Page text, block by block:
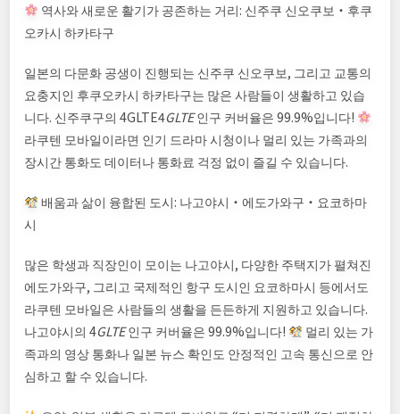
역사와 새로운 활기가 공존하는 거리: 신주쿠 신오쿠보・후쿠
오카시 하카타구
일본의 다문화 공생이 진행되는 신주쿠 신오쿠보, 그리고 교통의
요충지인 후쿠오카시 하카타구는 많은 사람들이 생활하고 있습
니다. 신주쿠구의 4GLTE4GLTE인구 커버율은 99.9%입니다!
라쿠텐 모바일이라면 인기 드라마 시청이나 멀리 있는 가족과의
장시간 통화도 데이터나 통화료 걱정 없이 즐길 수 있습니다.
배움과 삶이 융합된 도시: 나고야시・에도가와구・요코하마
시
많은 학생과 직장인이 모이는 나고야시, 다양한 주택지가 펼쳐진
에도가와구, 그리고 국제적인 항구 도시인 요코하마시 등에서도
라쿠텐 모바일은 사람들의 생활을 든든하게 지원하고 있습니다.
나고야시의 4GLTE인구 커버율은 99.9%입니다!
멀리 있는 가
족과의 영상 통화나 일본 뉴스 확인도 안정적인 고속 통신으로 안
심하고 할 수 있습니다.